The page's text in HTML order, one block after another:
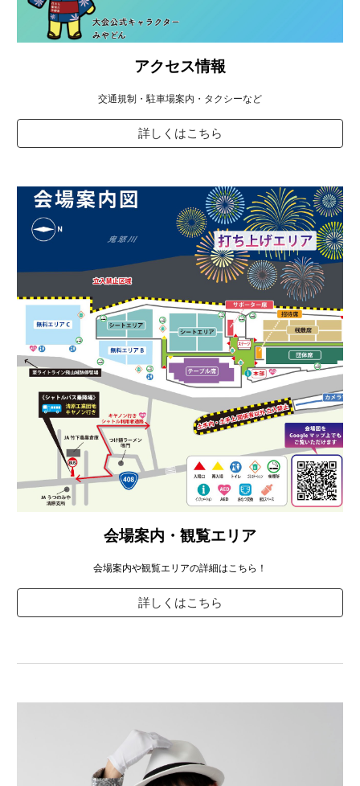
アクセス情報
交通規制・駐車場案内・タクシーなど
詳しくはこちら
会場案内・観覧エリア
会場案内や観覧エリアの詳細はこちら！
詳しくはこちら